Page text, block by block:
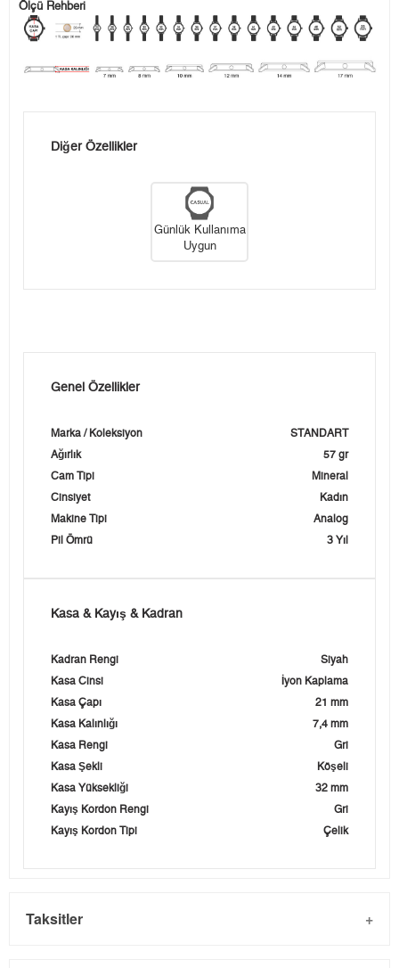
Ölçü Rehberi
Diğer Özellikler
Günlük Kullanıma
Uygun
Genel Özellikler
Marka / Koleksiyon
STANDART
Ağırlık
57 gr
Cam Tipi
Mineral
Cinsiyet
Kadın
Makine Tipi
Analog
Pil Ömrü
3 Yıl
Kasa & Kayış & Kadran
Kadran Rengi
Siyah
Kasa Cinsi
İyon Kaplama
Kasa Çapı
21 mm
Kasa Kalınlığı
7,4 mm
Kasa Rengi
Gri
Kasa Şekli
Köşeli
Kasa Yüksekliği
32 mm
Kayış Kordon Rengi
Gri
Kayış Kordon Tipi
Çelik
Taksitler